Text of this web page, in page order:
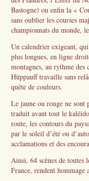
Bastogne) ou enfin la «
sans oublier les courses
championnats du monde,
Un calendrier exigeant,
plus longues, en ligne
montagnes, au rythme des
Hüppauff travaille sans
quête de couleurs.
Le jaune ou rouge ne sont
traduit avant tout le
route, les contours du
par le soleil d’été ou
acclamations et des
Ainsi, 64 scènes de
France, rendent hommage